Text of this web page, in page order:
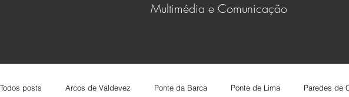
Multimédia e Comunicação
Todos posts Arcos de Valdevez Ponte da Barca Ponte de Lima Paredes de